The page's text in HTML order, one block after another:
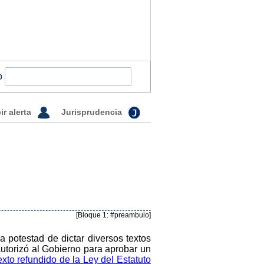
Jurisprudencia
alerta
[Bloque 1: #preambulo]
potestad de dictar diversos textos
al Gobierno para aprobar un
refundido de la Ley del Estatuto